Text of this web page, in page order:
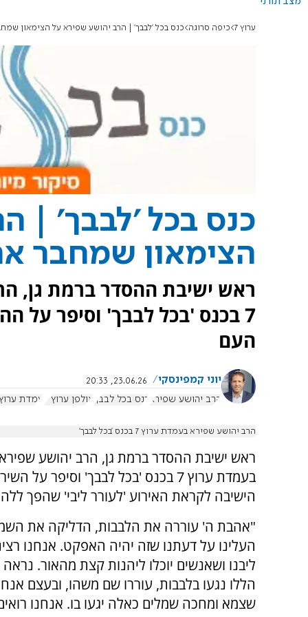
ערוץ 7 כיפה סרוגה כנס בכל 'לבבך' | הרב יהושע שפירא על הצימאון
כנס בכל 'לבבך' |
הצימאון שמחבר
ראש ישיבת ההסדר ברמת גן,
7 בכנס 'בכל לבבך' וסיפר על
העם
יוני קמפינסקי
23.06.26, 20:33
הרב יהושע שפירא כנס בכל לבבך אולפן ערוץ 7 עמדת ערוץ 7 בכנס בכל
הרב יהושע שפירא בעמדת ערוץ 7 בכנס 'בכל לבבך'
ראש ישיבת ההסדר ברמת גן, הרב יהושע
בעמדת ערוץ 7 בכנס 'בכל לבבך' וסיפר על
הישיבה לקראת האירוע 'לעורר ליבי' שהפך
"אהבת ה' עוררה את הלבבות, הדליקה את
העלינו על דעתנו שזה יהיה האפקט. אנחנו
ליבנו ושאנשים יוכלו ליהנות קצת מהאור.
הללו נגעו בלבבות, עוררו שם משהו, ובעצם
שצמא ומחכה שמלים כאלה יגעו בו. אנחנו